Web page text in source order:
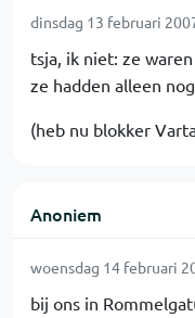
dinsdag 13 februari
tsja, ik niet: ze
ze hadden alleen
(heb nu blokker
Anoniem
woensdag 14 februari
bij ons in